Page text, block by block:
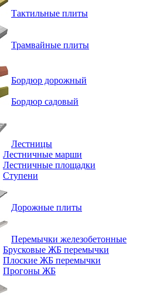
Тактильные плиты
Трамвайные плиты
Бордюр дорожный
Бордюр садовый
Лестницы
Лестничные марши
Лестничные площадки
Ступени
Дорожные плиты
Перемычки железобетонные
Брусковые ЖБ перемычки
Плоские ЖБ перемычки
Прогоны ЖБ